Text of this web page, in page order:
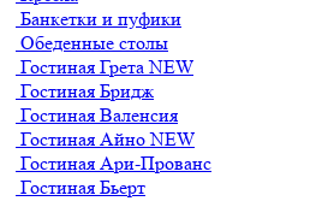
Банкетки и пуфики
Обеденные столы
Гостиная Грета NEW
Гостиная Бридж
Гостиная Валенсия
Гостиная Айно NEW
Гостиная Ари-Прованс
Гостиная Бьерт